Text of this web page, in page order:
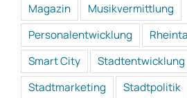
Magazin
Musikvermittlung
Personalentwicklung
Smart City
Stadtentwicklung
Stadtmarketing
Stadtpolitik